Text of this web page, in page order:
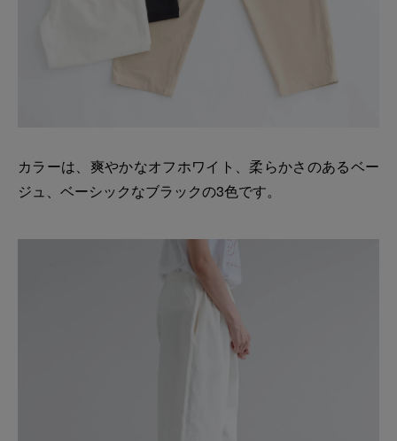
カラーは、爽やかなオフホワイト、柔らかさのあるベー
ジュ、ベーシックなブラックの3色です。